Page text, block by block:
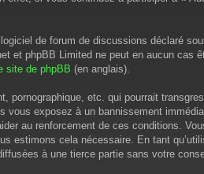
de forum de discussions déclaré
et phpBB Limited ne peut en aucun cas
site de phpBB (en anglais).
etc. qui pourrait
exposez à un bannissement
au renforcement de ces conditions.
estimons cela nécessaire. En tant
à une tierce partie sans votre